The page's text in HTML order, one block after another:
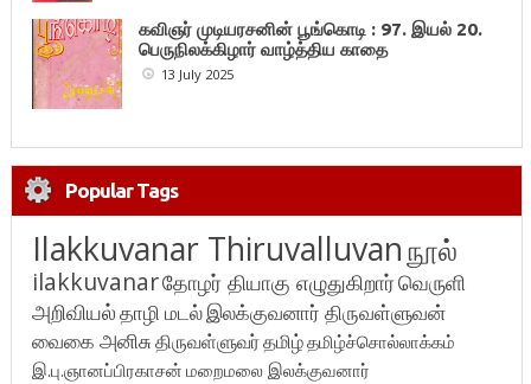
கவிஞர் முடியரசனின் பூங்கொடி : 97. இயல் 20.
பெருநிலக்கிழார் வாழ்த்திய காதை
13 July 2025
Popular Tags
Ilakkuvanar Thiruvalluvanநூல்
ilakkuvanarதோழர் தியாகு எழுதுகிறார்வெருளி
அறிவியல்தாழி மடல்இலக்குவனார் திருவள்ளுவன்
வைகை அனிசுதிருவள்ளுவர்தமிழ்தமிழ்ச்சொல்லாக்கம்
இ.பு.ஞானப்பிரகாசன் மறைமலை இலக்குவனார்